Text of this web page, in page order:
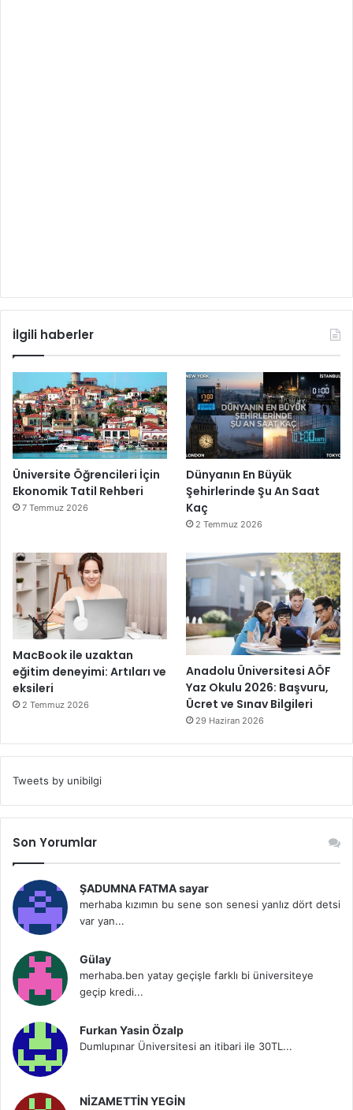
İlgili haberler
Üniversite Öğrencileri İçin
Ekonomik Tatil Rehberi
7 Temmuz 2026
Dünyanın En Büyük
Şehirlerinde Şu An Saat
Kaç
2 Temmuz 2026
MacBook ile uzaktan
eğitim deneyimi: Artıları ve
eksileri
2 Temmuz 2026
Anadolu Üniversitesi AÖF
Yaz Okulu 2026: Başvuru,
Ücret ve Sınav Bilgileri
29 Haziran 2026
Tweets by unibilgi
Son Yorumlar
ŞADUMNA FATMA sayar
merhaba kızımın bu sene son senesi yanlız dört detsi
var yan...
Gülay
merhaba.ben yatay geçişle farklı bi üniversiteye
geçip kredi...
Furkan Yasin Özalp
Dumlupınar Üniversitesi an itibari ile 30TL...
NİZAMETTİN YEGİN